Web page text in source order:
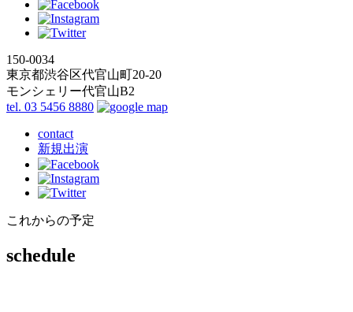
150-0034
東京都渋谷区代官山町20-20
モンシェリー代官山B2
tel. 03 5456 8880
contact
新規出演
これからの予定
schedule